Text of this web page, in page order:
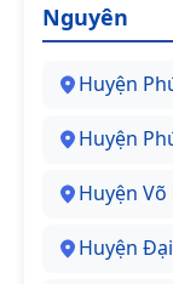
Nguyên
Huyện
Huyện
Huyện Võ
Huyện